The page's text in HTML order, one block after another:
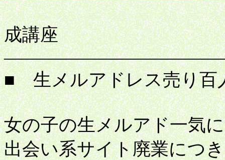
プ
成講座
■ 生メルアドレス売り
女の子の生メルアド一気
出会い系サイト廃業につ